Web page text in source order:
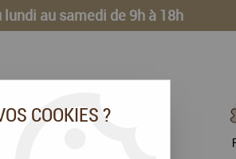
au samedi de 9h à 18h
COOKIES ?